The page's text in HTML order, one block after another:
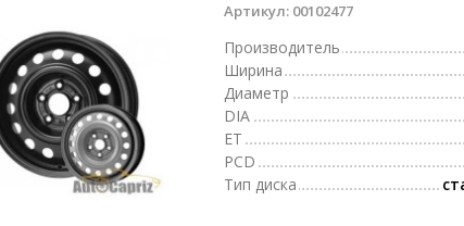
Артикул: 00102477
Производитель
Ширина
Диаметр
DIA
ET
PCD
Тип диска